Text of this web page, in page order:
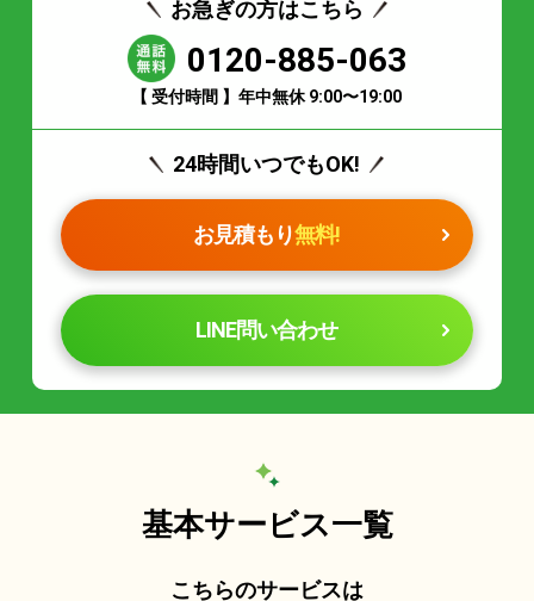
お急ぎの方はこちら
0120-885-063
【 受付時間 】年中無休 9:00〜19:00
24時間いつでもOK!
お見積もり無料!
LINE問い合わせ
基本サービス一覧
こちらのサービスは